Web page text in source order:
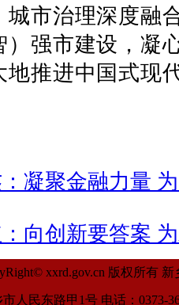
市治理深度融
）强市建设，凝
推进中国式现
凝聚金融力量
向创新要答案
xxrd.gov.cn 版权所有
人民东路甲1号 电话：0373-